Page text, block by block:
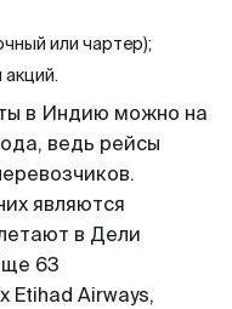
или чартер);
в Индию можно на
ведь рейсы
являются
в Дели
63
Etihad Airways,